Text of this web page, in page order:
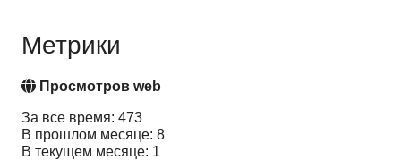
Метрики
Просмотров web
За все время: 473
В прошлом месяце: 8
В текущем месяце: 1